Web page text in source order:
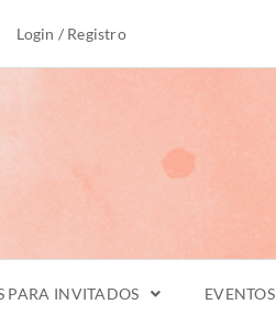
Login / Registro
PARA INVITADOS EVENTOS